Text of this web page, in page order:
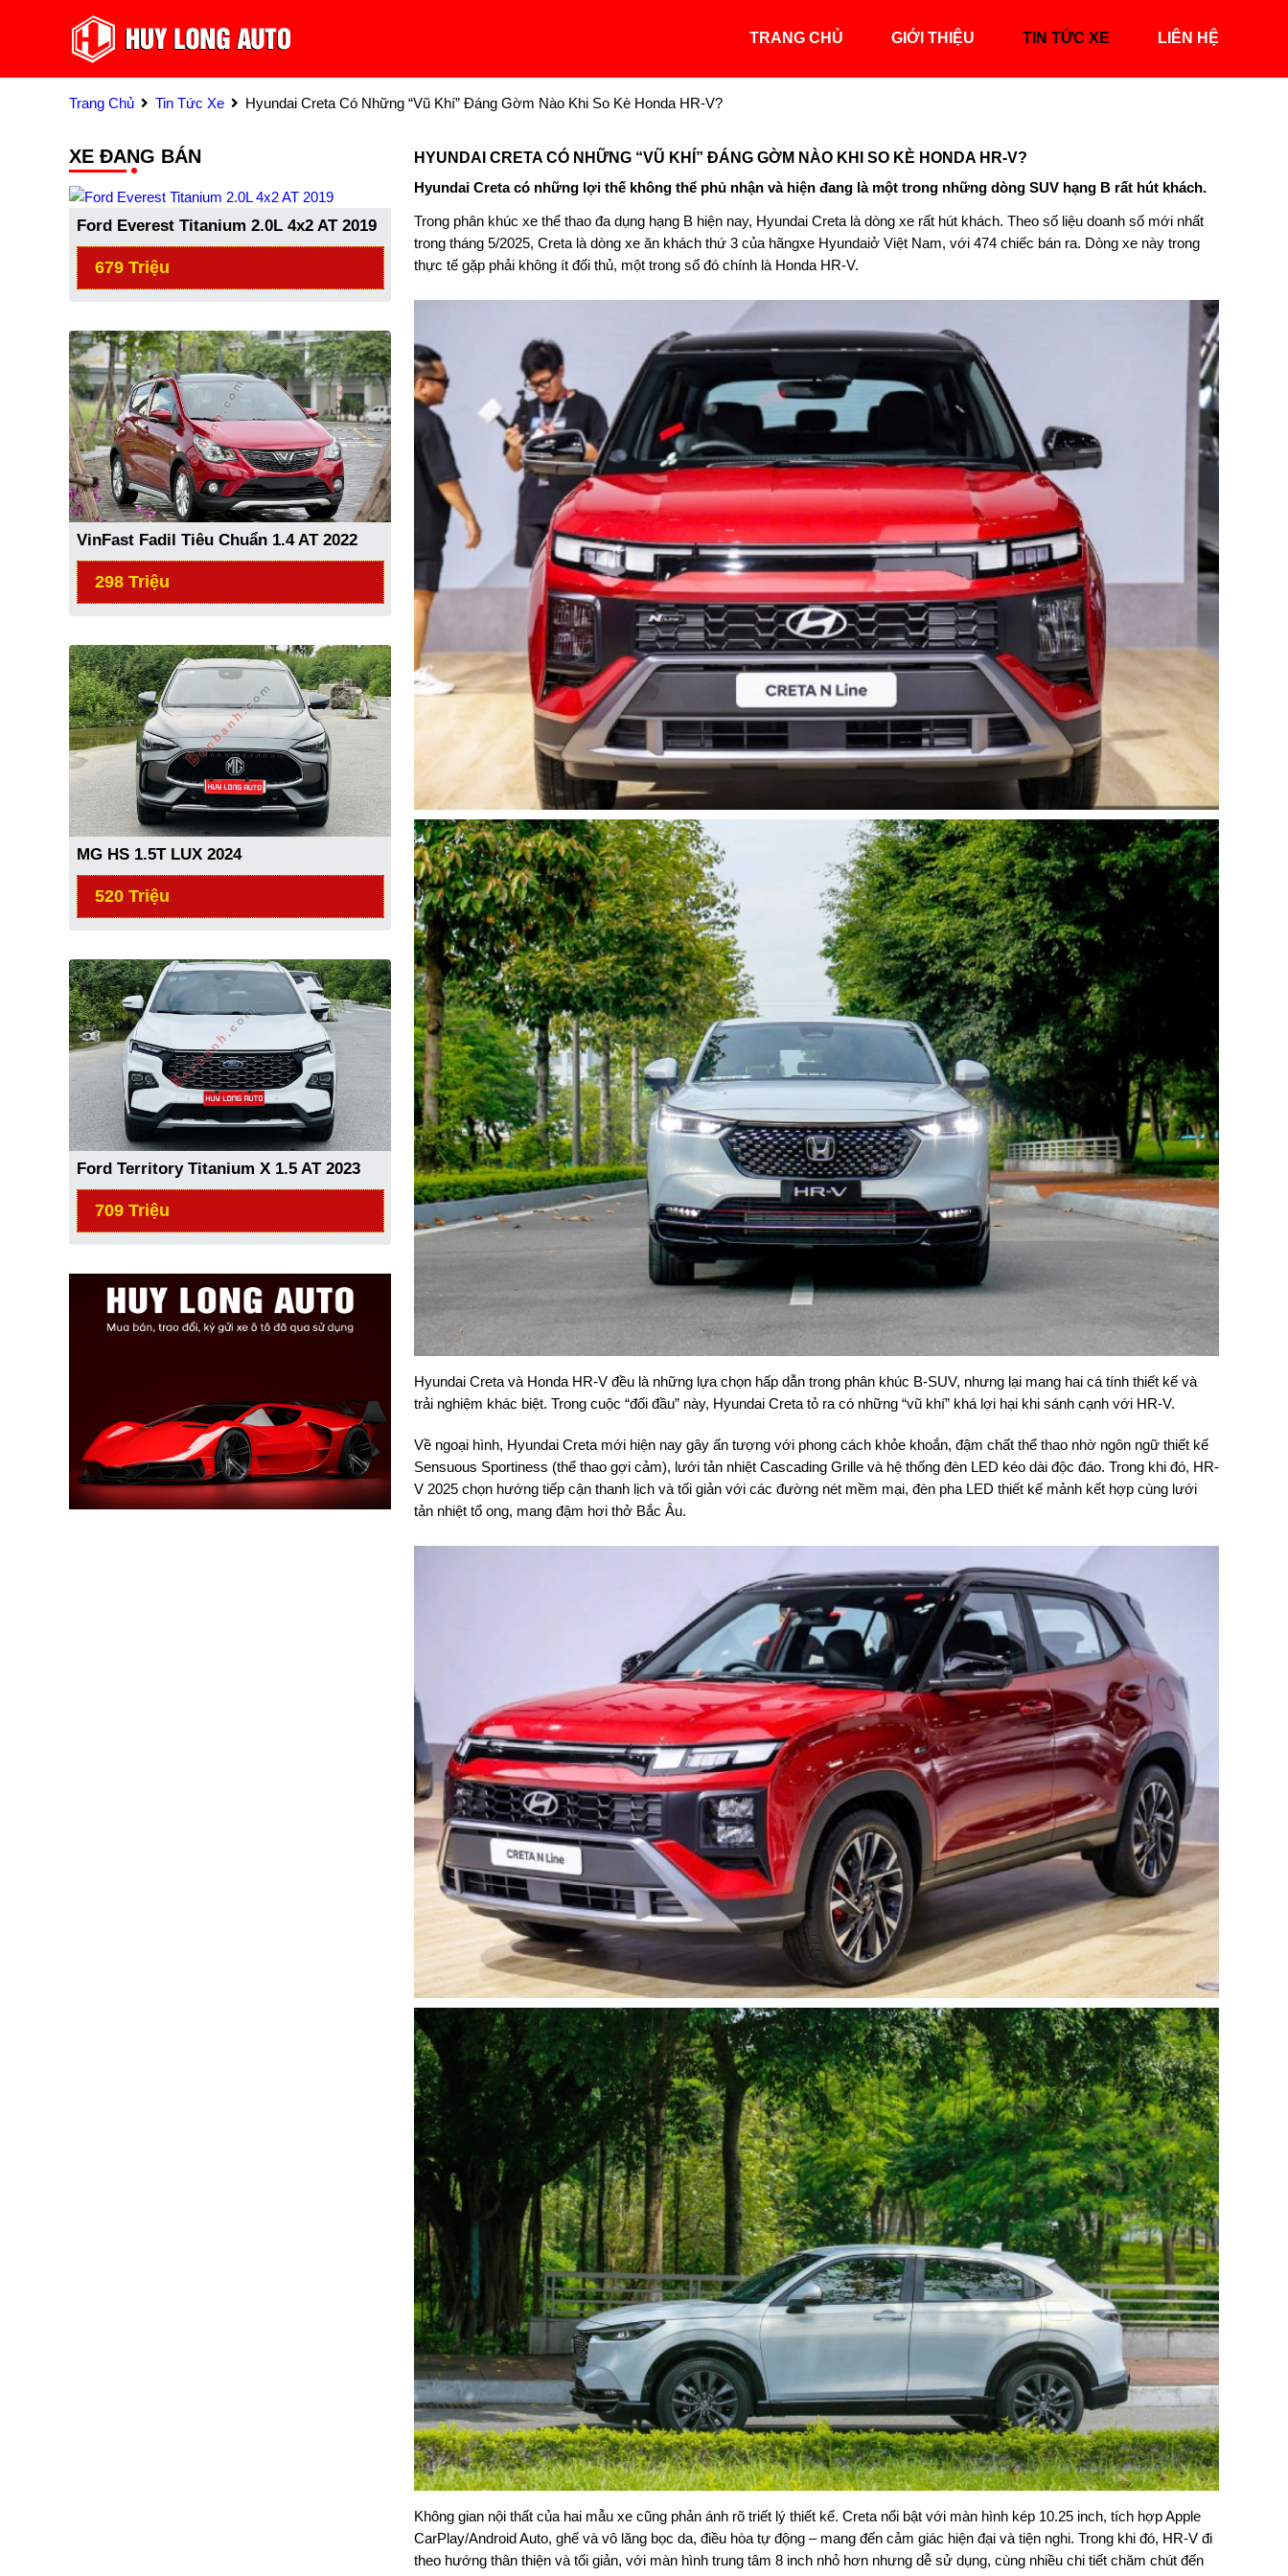
TRANG CHỦ GIỚI THIỆU TIN TỨC XE LIÊN HỆ
Trang Chủ Tin Tức Xe Hyundai Creta Có Những “vũ Khí” Đáng Gờm Nào Khi So Kè Honda HR-V?
HYUNDAI CRETA CÓ NHỮNG “VŨ KHÍ” ĐÁNG GỜM NÀO KHI SO KÈ HONDA HR-V?
Hyundai Creta có những lợi thế không thể phủ nhận và hiện đang là một trong những dòng SUV hạng B rất hút khách.
Trong phân khúc xe thể thao đa dụng hạng B hiện nay, Hyundai Creta là dòng xe rất hút khách. Theo số liệu doanh số mới nhất
trong tháng 5/2025, Creta là dòng xe ăn khách thứ 3 của hãngxe Hyundaiở Việt Nam, với 474 chiếc bán ra. Dòng xe này trong
thực tế gặp phải không ít đối thủ, một trong số đó chính là Honda HR-V.
Hyundai Creta và Honda HR-V đều là những lựa chọn hấp dẫn trong phân khúc B-SUV, nhưng lại mang hai cá tính thiết kế và
trải nghiệm khác biệt. Trong cuộc “đối đầu” này, Hyundai Creta tỏ ra có những “vũ khí” khá lợi hại khi sánh cạnh với HR-V.
Về ngoại hình, Hyundai Creta mới hiện nay gây ấn tượng với phong cách khỏe khoắn, đậm chất thể thao nhờ ngôn ngữ thiết kế
Sensuous Sportiness (thể thao gợi cảm), lưới tản nhiệt Cascading Grille và hệ thống đèn LED kéo dài độc đáo. Trong khi đó, HR-
V 2025 chọn hướng tiếp cận thanh lịch và tối giản với các đường nét mềm mại, đèn pha LED thiết kế mảnh kết hợp cùng lưới
tản nhiệt tổ ong, mang đậm hơi thở Bắc Âu.
Không gian nội thất của hai mẫu xe cũng phản ánh rõ triết lý thiết kế. Creta nổi bật với màn hình kép 10.25 inch, tích hợp Apple
CarPlay/Android Auto, ghế và vô lăng bọc da, điều hòa tự động – mang đến cảm giác hiện đại và tiện nghi. Trong khi đó, HR-V đi
theo hướng thân thiện và tối giản, với màn hình trung tâm 8 inch nhỏ hơn nhưng dễ sử dụng, cùng nhiều chi tiết chăm chút đến
XE ĐANG BÁN
Ford Everest Titanium 2.0L 4x2 AT 2019
679 Triệu
VinFast Fadil Tiêu Chuẩn 1.4 AT 2022
298 Triệu
MG HS 1.5T LUX 2024
520 Triệu
Ford Territory Titanium X 1.5 AT 2023
709 Triệu